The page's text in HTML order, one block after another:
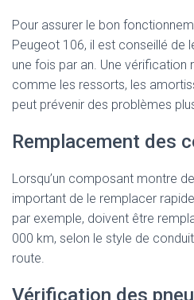
Pour assurer le bon
Peugeot 106, il est conseillé de
une fois par an. Une
comme les ressorts, les
peut prévenir des problèmes
Remplacement des
Lorsqu’un composant montre
important de le remplacer
par exemple, doivent être
000 km, selon le style de
route.
Vérification des